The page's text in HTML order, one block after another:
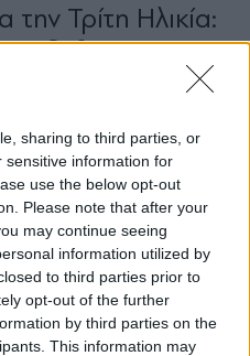
sharing to third parties, or
sensitive information for
use the below opt-out
Please note that after your
may continue seeing
information utilized by
to third parties prior to
opt-out of the further
by third parties on the
This information may
Τρίτη Ηλικία:
αυξηθούν κατά
χρόνια